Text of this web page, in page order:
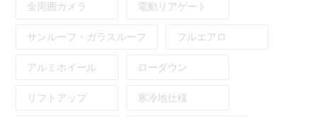
全周囲カメラ 電動リアゲート
サンルーフ・ガラスルーフ フルエアロ
アルミホイール ローダウン
リフトアップ 寒冷地仕様